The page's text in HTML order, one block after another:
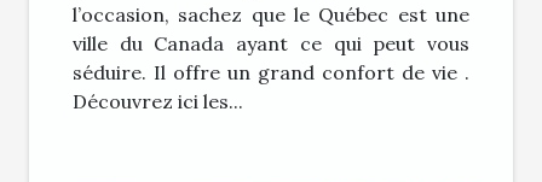
l’occasion, sachez que le Québec est une
ville du Canada ayant ce qui peut vous
séduire. Il offre un grand confort de vie .
Découvrez ici les...